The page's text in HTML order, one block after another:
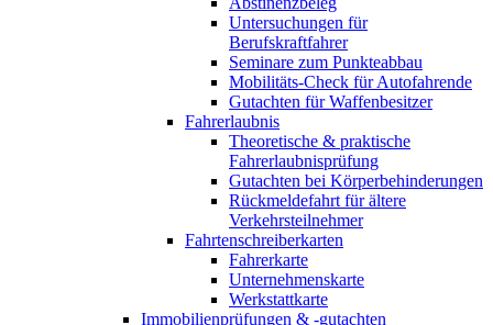
Untersuchungen für
Berufskraftfahrer
Seminare zum Punkteabbau
Mobilitäts-Check für Autofahrende
Gutachten für Waffenbesitzer
Fahrerlaubnis
Theoretische & praktische
Fahrerlaubnisprüfung
Gutachten bei Körperbehinderungen
Rückmeldefahrt für ältere
Verkehrsteilnehmer
Fahrtenschreiberkarten
Fahrerkarte
Unternehmenskarte
Werkstattkarte
Immobilienprüfungen & -gutachten